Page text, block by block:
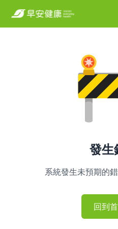
發生
系統發生未預期的
回到